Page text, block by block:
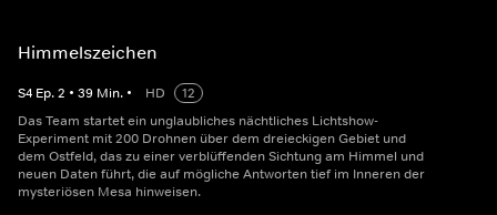
Himmelszeichen
S4 Ep.2 • 39 Min. • HD
12
Das Team startet ein unglaubliches nächtliches Lichtshow-
Experiment mit 200 Drohnen über dem dreieckigen Gebiet und
dem Ostfeld, das zu einer verblüffenden Sichtung am Himmel und
neuen Daten führt, die auf mögliche Antworten tief im Inneren der
mysteriösen Mesa hinweisen.